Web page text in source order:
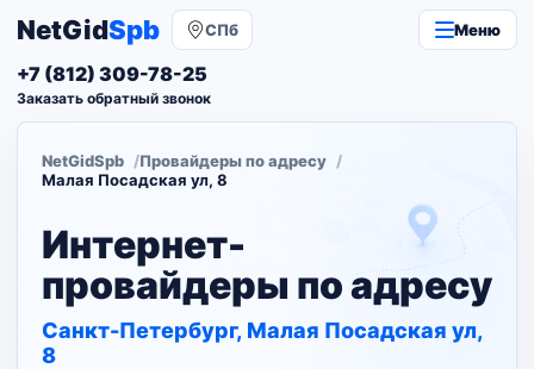
NetGidSpb СПб Меню
+7 (812) 309-78-25
Заказать обратный звонок
NetGidSpb
Провайдеры по адресу
Малая Посадская ул, 8
Интернет-
провайдеры по адресу
Санкт-Петербург, Малая Посадская ул,
8